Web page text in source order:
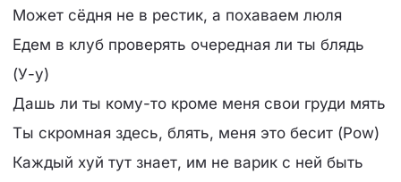
Может сёдня не в рестик, а похаваем люля
Едем в клуб проверять очередная ли ты блядь
(У-у)
Дашь ли ты кому-то кроме меня свои груди мять
Ты скромная здесь, блять, меня это бесит (Pow)
Каждый хуй тут знает, им не варик с ней быть